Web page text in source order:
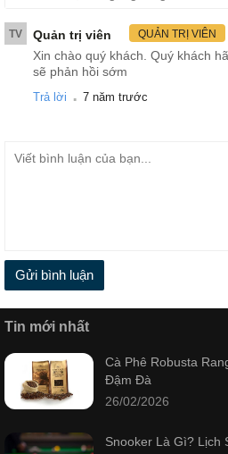
TV Quản trị viên QUẢN TRỊ VIÊN
Xin chào quý khách. Quý khách
sẽ phản hồi sớm
Trả lời . 7 năm trước
Gửi bình luận
Tin mới nhất
Cà Phê Robusta
Đậm Đà
26/02/2026
Snooker Là Gì? Lịch